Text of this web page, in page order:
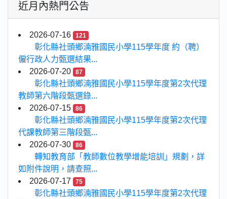
近月內熱門公告
2026-07-16 121
彰化縣社頭鄉湳雅國民小學115學年度 約（聘）
僱行政人力甄選結果...
2026-07-20
87
彰化縣社頭鄉湳雅國民小學115學年度第2次代理
教師第六階段甄選錄...
2026-07-15
86
彰化縣社頭鄉湳雅國民小學115學年度第2次代理
代課教師第三階段甄...
2026-07-30
86
轉知教育部「教師數位教學增能培訓」規劃，詳
如附件說明，請查照...
2026-07-17
75
彰化縣社頭鄉湳雅國民小學115學年度第2次代理